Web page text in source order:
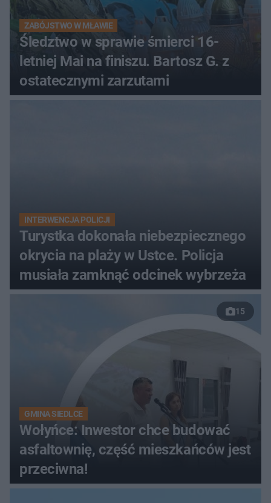
ZABÓJSTWO W MŁAWIE
Śledztwo w sprawie śmierci 16-
letniej Mai na finiszu. Bartosz G. z
ostatecznymi zarzutami
INTERWENCJA POLICJI
Turystka dokonała niebezpiecznego
okrycia na plaży w Ustce. Policja
musiała zamknąć odcinek wybrzeża
15
GMINA SIEDLCE
Wołyńce: Inwestor chce budować
asfaltownię, część mieszkańców jest
przeciwna!